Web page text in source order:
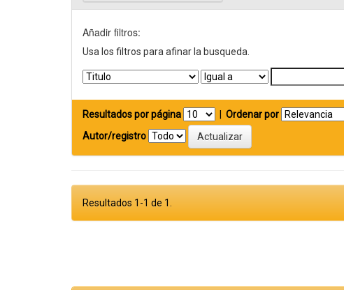
Añadir filtros:
Usa los filtros para afinar la busqueda.
Resultados por página Ordenar por
Autor/registro
Resultados 1-1 de 1.